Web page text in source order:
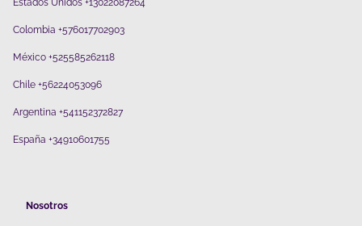
Estados Unidos +13022087264
Colombia +576017702903
México +525585262118
Chile +56224053096
Argentina +541152372827
España +34910601755
Nosotros